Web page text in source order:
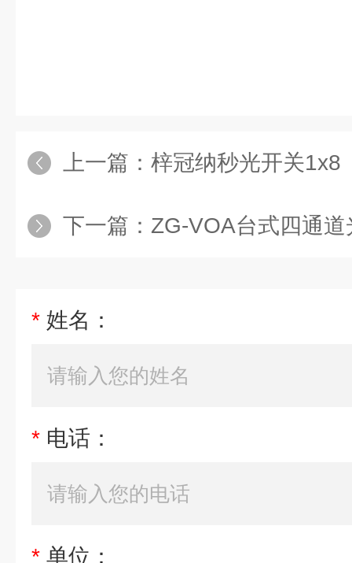
上一篇： 梓冠纳秒光开关1x8
下一篇： ZG-VOA台式四通
* 姓名：
* 电话：
* 单位：